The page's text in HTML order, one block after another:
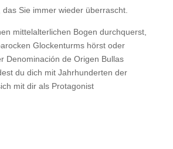
Sie immer wieder überrascht.
mittelalterlichen Bogen durchquerst,
Glockenturms hörst oder
Denominación de Origen Bullas
du dich mit Jahrhunderten der
mit dir als Protagonist